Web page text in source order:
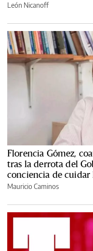
León Nicanoff
Florencia Gómez,
tras la derrota del
conciencia de cuidar
Mauricio Caminos